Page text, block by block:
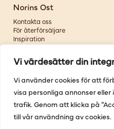
Vi värdesätter din
Vi använder cookies för att
visa personliga annonser
trafik. Genom att klicka på
till vår användning av cookies.
Norins Ost
Kontakta oss
För återförsäljare
Inspiration
Om oss
Följ oss
Facebook
Instagram
Youtube